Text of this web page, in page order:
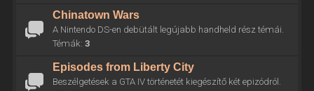
Chinatown Wars
A Nintendo DS-en debütált legújabb handheld rész témái.
Témák: 3
Episodes from Liberty City
Beszélgetések a GTA IV történetét kiegészítő két epizódról.